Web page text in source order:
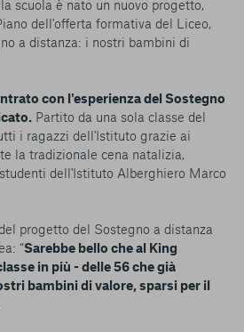
scuola è nato un nuovo progetto,
dell'offerta formativa del Liceo,
a distanza: i nostri bambini di
con l'esperienza del Sostegno
Partito da una sola classe del
i ragazzi dell'Istituto grazie ai
la tradizionale cena natalizia,
dell'Istituto Alberghiero Marco
progetto del Sostegno a distanza
“Sarebbe bello che al King
in più - delle 56 che già
bambini di valore, sparsi per il